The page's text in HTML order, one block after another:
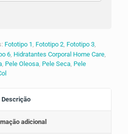
Fototipo 1 , Fototipo 2, Fototipo 3,
6, Hidratantes Corporal Home Care,
, Pele Oleosa, Pele Seca, Pele
Descrição
adicional